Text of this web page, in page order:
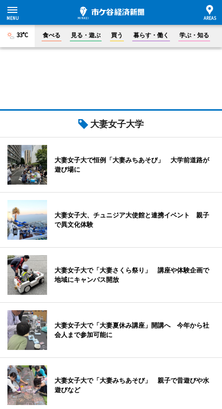
33°C 食べる 見る・遊ぶ 買う 暮らす・働く 学ぶ・知る
大妻女子大学
大妻女子大で恒例「大妻みちあそび」 大学前道路が
遊び場に
大妻女子大、チュニジア大使館と連携イベント 親子
で異文化体験
大妻女子大で「大妻さくら祭り」 講座や体験企画で
地域にキャンパス開放
大妻女子大で「大妻夏休み講座」開講へ 今年から社
会人まで参加可能に
大妻女子大で「大妻みちあそび」 親子で昔遊びや水
遊びなど